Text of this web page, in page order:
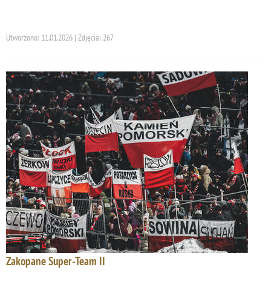
Utworzono: 11.01.2026 | Zdjęcia: 267
Zakopane Super-Team II